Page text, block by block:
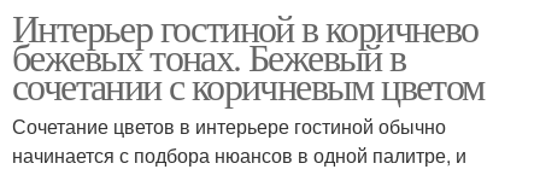
Интерьер гостиной в коричнево
бежевых тонах. Бежевый в
сочетании с коричневым цветом
Сочетание цветов в интерьере гостиной обычно
начинается с подбора нюансов в одной палитре, и